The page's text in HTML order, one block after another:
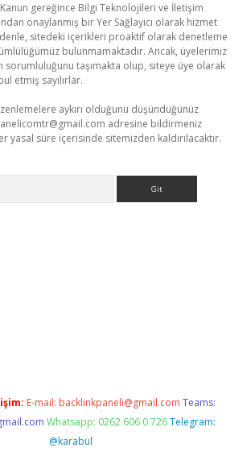
Kanun gereğince Bilgi Teknolojileri ve İletişim
onaylanmış bir Yer Sağlayıcı olarak hizmet
sitedeki içerikleri proaktif olarak denetleme
bulunmamaktadır. Ancak, üyelerimiz
sorumluluğunu taşımakta olup, siteye üye olarak
etmiş sayılırlar.
aykırı olduğunu düşündüğünüz
adresine bildirmeniz
yasal süre içerisinde sitemizden kaldırılacaktır.
E-mail: backlinkpaneli@gmail.com Teams:
Whatsapp: 0262 606 0 726 Telegram:
@karabul